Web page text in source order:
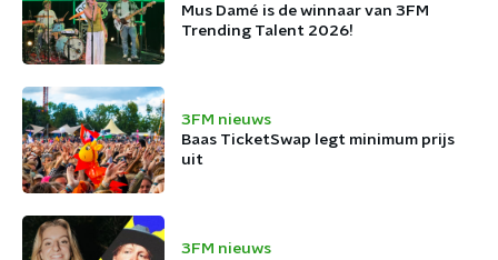
Mus Damé is de winnaar van 3FM
Trending Talent 2026!
3FM nieuws
Baas TicketSwap legt minimum prijs
uit
3FM nieuws